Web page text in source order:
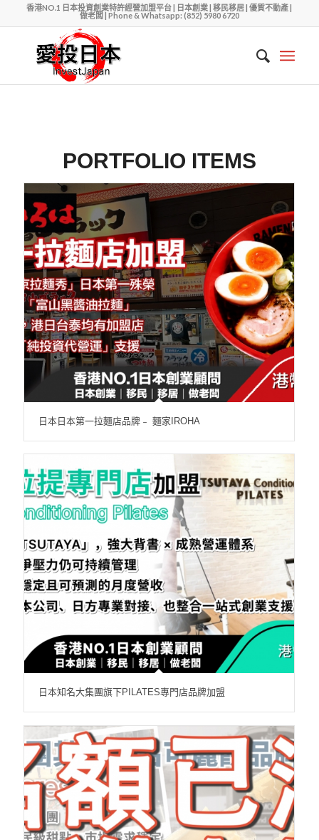
香港NO.1 日本投資創業特許經營加盟平台 | 日本創業 | 移民移居 | 優質不動產 |
做老闆 | Phone & Whatsapp: (852) 5980 6720
PORTFOLIO ITEMS
日本日本第一拉麵店品牌﹣ 麵家IROHA
日本知名大集團旗下PILATES專門店品牌加盟